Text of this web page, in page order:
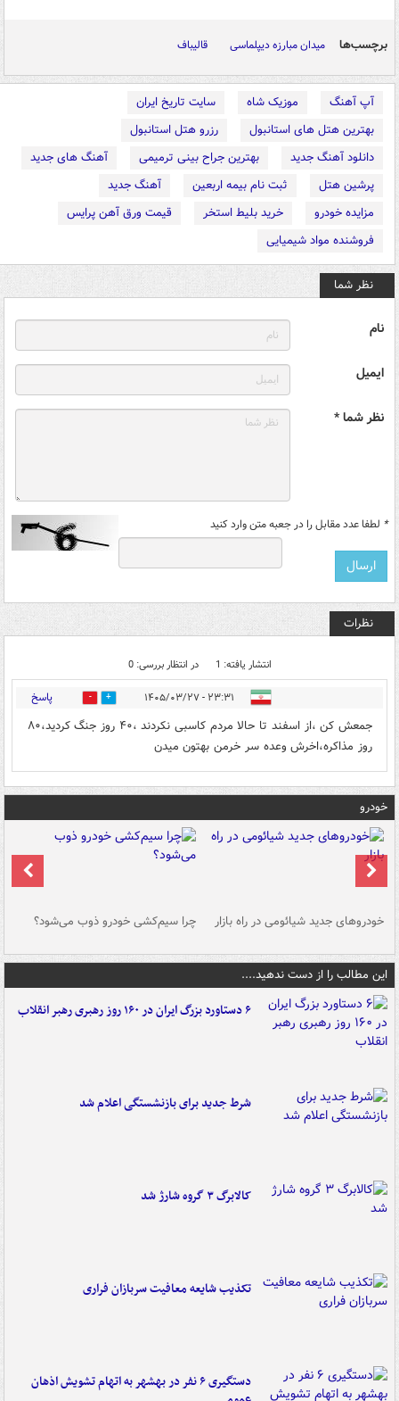
برچسب‌ها میدان مبارزه دیپلماسی قالیباف
آپ آهنگ موزیک شاه
سایت تاریخ ایران
بهترین هتل های استانبول
رزرو هتل استانبول
دانلود آهنگ جدید
بهترین جراح بینی ترمیمی
آهنگ های جدید
پرشین هتل
ثبت نام بیمه اربعین
آهنگ جدید
مزایده خودرو
خرید بلیط استخر
قیمت ورق آهن پرایس
فروشنده مواد شیمیایی
نظر شما
نام
ایمیل
نظر شما *
* لطفا عدد مقابل را در جعبه متن وارد کنید
نظرات
انتشار یافته: 1 در انتظار بررسی: 0
۲۳:۳۱ - ۱۴۰۵/۰۳/۲۷ 0 پاسخ
جمعش کن ،از اسفند تا حالا مردم کاسبی نکردند ،۴۰ روز جنگ کردید،۸۰
روز مذاکره،اخرش وعده سر خرمن بهتون میدن
خودرو
خودروهای جدید شیائومی در راه بازار چرا سیم‌کشی خودرو ذوب می‌شود؟
این مطالب را از دست ندهید....
۶ دستاورد بزرگ ایران در ۱۶۰ روز رهبری رهبر انقلاب
شرط جدید برای بازنشستگی اعلام شد
کالابرگ ۳ گروه شارژ شد
تکذیب شایعه معافیت سربازان فراری
دستگیری ۶ نفر در بهشهر به اتهام تشویش اذهان